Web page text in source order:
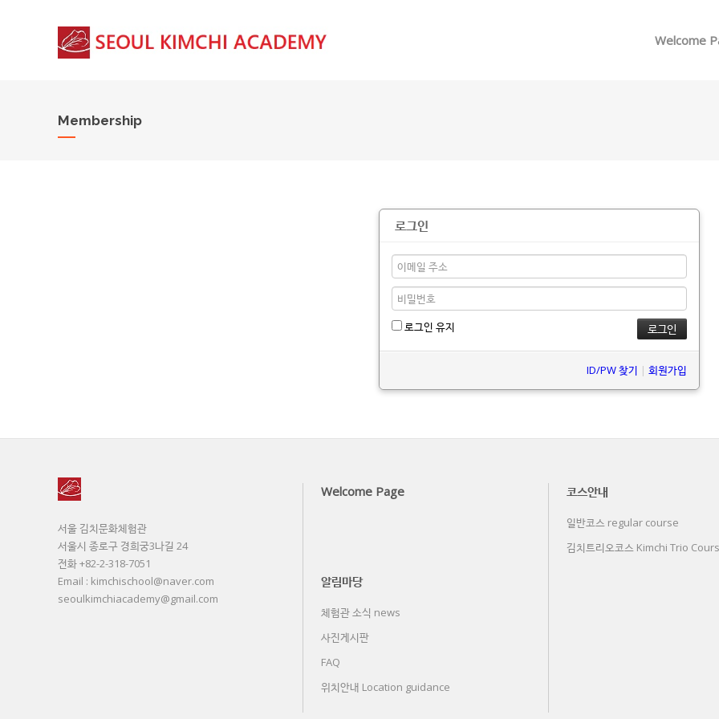
Welcome
Membership
로그인
로그인 유지
ID/PW 찾기 | 회원가입
서울 김치문화체험관
서울시 종로구 경희궁3나길 24
전화 +82-2-318-7051
Email : kimchischool@naver.com
seoulkimchiacademy@gmail.com
Welcome Page 코스안내
일반코스 regular course
김치트리오코스 Kimchi Trio
알림마당
체험관 소식 news
사진게시판
FAQ
위치안내 Location guidance